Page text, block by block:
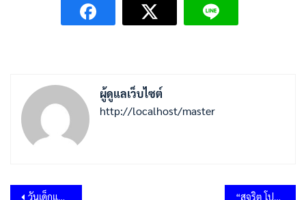
ผู้ดูแลเว็บไซต์
http://localhost/master
วันเด็กแห่งชาติ ประจำปี 2566 “สุจริต โปร่งใส องค์การบริหารส่วนตำบลท้ายตลาดใสสะอาด 2566” และ “งดรับ งดให้” ของขวัญของกำนัลทุกชนิดจากการปฏิบัติหน้าที่ (No Gift Policy)